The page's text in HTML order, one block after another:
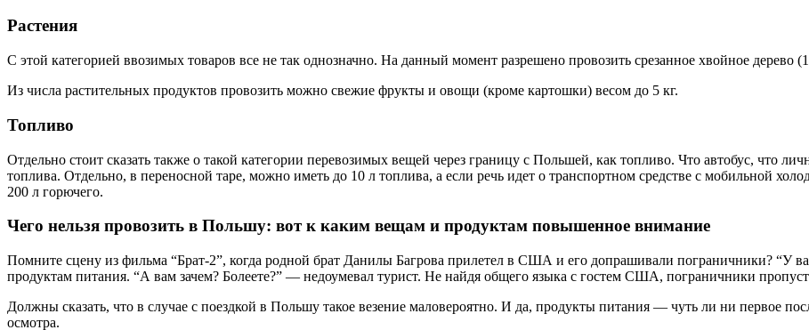
Растения
С этой категорией ввозимых товаров все не так однозначно. На данный момент разрешено провозить срезанное хвойное дерево
Из числа растительных продуктов провозить можно свежие фрукты и овощи (кроме картошки) весом до 5 кг.
Топливо
Отдельно стоит сказать также о такой категории перевозимых вещей через границу с Польшей, как топливо. Что автобус, что
топлива. Отдельно, в переносной таре, можно иметь до 10 л топлива, а если речь идет о транспортном средстве с мобильной
200 л горючего.
Чего нельзя провозить в Польшу: вот к каким вещам и продуктам повышенное внимание
Помните сцену из фильма “Брат-2”, когда родной брат Данилы Багрова прилетел в США и его допрашивали пограничники? “У
продуктам питания. “А вам зачем? Болеете?” — недоумевал турист. Не найдя общего языка с гостем США, пограничники
Должны сказать, что в случае с поездкой в Польшу такое везение маловероятно. И да, продукты питания — чуть ли ни первое
осмотра.